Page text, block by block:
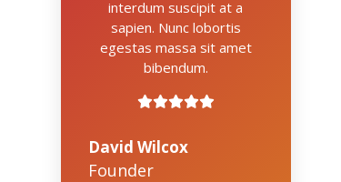
interdum suscipit at a
sapien. Nunc lobortis
egestas massa sit amet
bibendum.
David Wilcox
Founder